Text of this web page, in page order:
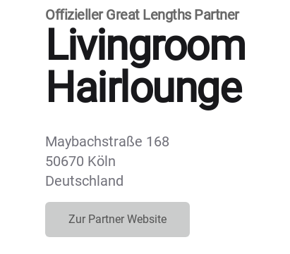
Offizieller Great Lengths Partner
Livingroom
Hairlounge
Maybachstraße 168
50670 Köln
Deutschland
Zur Partner Website